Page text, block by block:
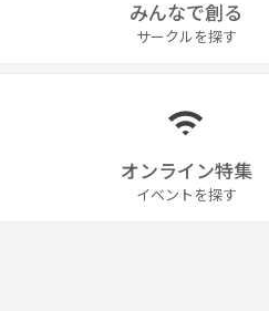
みんなで創る
サークルを探す
オンライン特集
イベントを探す